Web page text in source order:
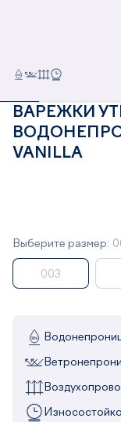
ВАРЕЖКИ
VANILLA
Выберите размер:
003